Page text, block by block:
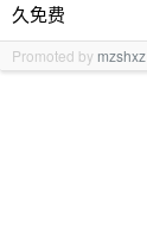
久免费
Promoted by mzshxz